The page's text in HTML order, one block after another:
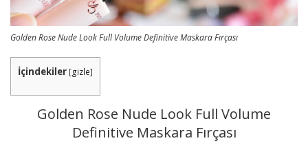
Golden Rose Nude Look Full Volume Definitive Maskara Fırçası
İçindekiler [gizle]
Golden Rose Nude Look Full Volume
Definitive Maskara Fırçası